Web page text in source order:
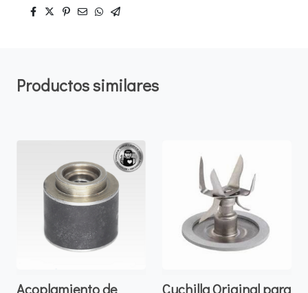
Productos similares
Acoplamiento de Cuchilla Original para